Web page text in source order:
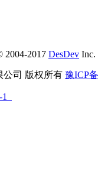
2004-2017 DesDev Inc.
公司 版权所有 豫ICP
1